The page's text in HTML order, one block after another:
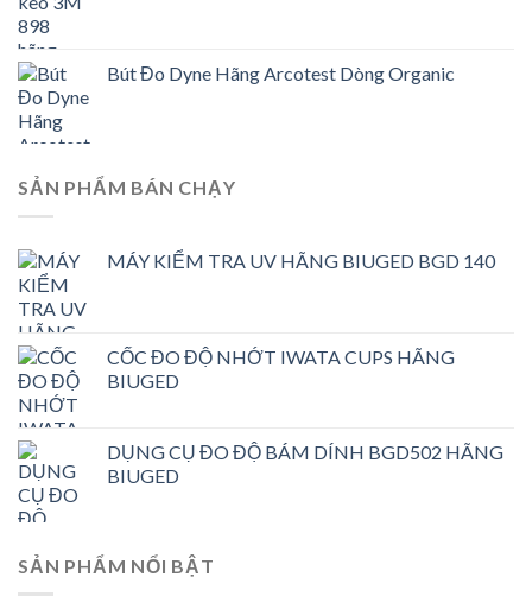
Bút Đo Dyne Hãng Arcotest Dòng Organic
SẢN PHẨM BÁN CHẠY
MÁY KIỂM TRA UV HÃNG BIUGED BGD 140
CỐC ĐO ĐỘ NHỚT IWATA CUPS HÃNG
BIUGED
DỤNG CỤ ĐO ĐỘ BÁM DÍNH BGD502 HÃNG
BIUGED
SẢN PHẨM NỔI BẬT